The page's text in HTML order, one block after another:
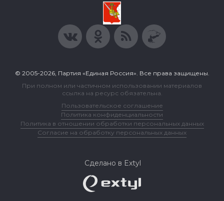
© 2005-2026, Партия «Единая Россия». Все права защищены.
При полном или частичном использовании материалов
ссылка на ресурс обязательна.
Пользовательское соглашение
Политика конфиденциальности
Политика в отношении обработки персональных данных
Согласие на обработку персональных данных
Сделано в Extyl